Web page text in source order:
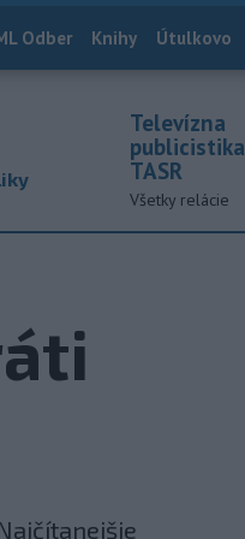
Odber Knihy Útulkovo
Televízna
publicistika
TASR
Všetky relácie